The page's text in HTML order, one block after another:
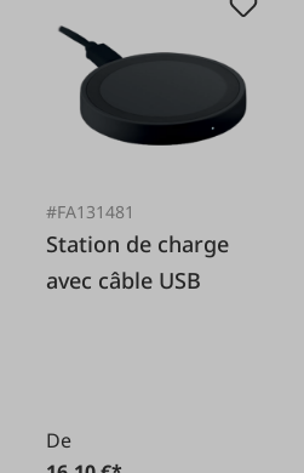
#FA131481
Station de charge
avec câble USB
De